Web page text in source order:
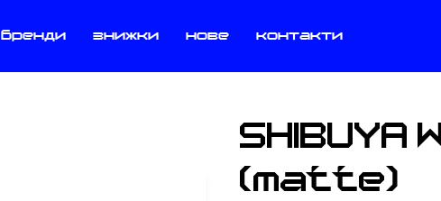
бренди знижки нове контакти
SHIBUYA
(matte)